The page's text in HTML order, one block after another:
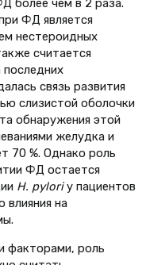
более чем в 2 раза.
ФД является
нестероидных
считается
связь развития
слизистой оболочки
обнаружения этой
желудка и
70 %. Однако роль
ФД остается
H. pyloriу пациентов
влияния на
факторами, роль